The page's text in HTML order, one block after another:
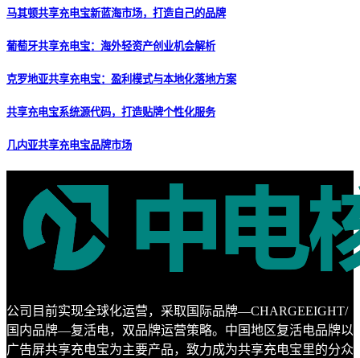
马其顿共享充电宝新蓝海市场，打造自己的品牌
葡萄牙共享充电宝：海外轻资产创业机会解析
克罗地亚共享充电宝：盈利模式与本地化落地方案
共享充电宝系统源代码，打造贴牌个性化服务
几内亚共享充电宝品牌市场
公司目前实现全球化运营，采取国际品牌—CHARGEEIGHT/
国内品牌—复活电，双品牌运营策略。中国地区复活电品牌以
广告屏共享充电宝为主要产品，致力成为共享充电宝里的分众